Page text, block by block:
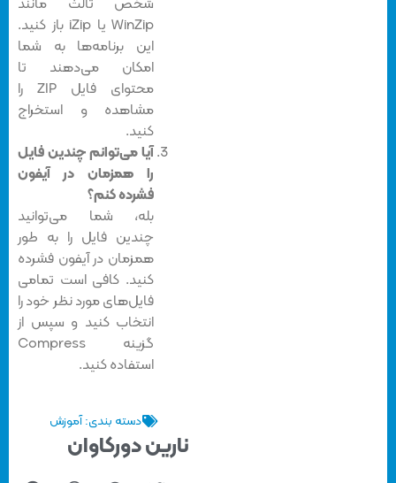
شخص ثالث مانند
WinZip یا iZip باز کنید.
این برنامه‌ها به شما
امکان می‌دهند تا
محتوای فایل ZIP را
مشاهده و استخراج
آیا می‌توانم چندین فایل
را همزمان در آیفون
بله، شما می‌توانید
چندین فایل را به طور
همزمان در آیفون فشرده
کنید. کافی است تمامی
فایل‌های مورد نظر خود را
انتخاب کنید و سپس از
گزینه Compress